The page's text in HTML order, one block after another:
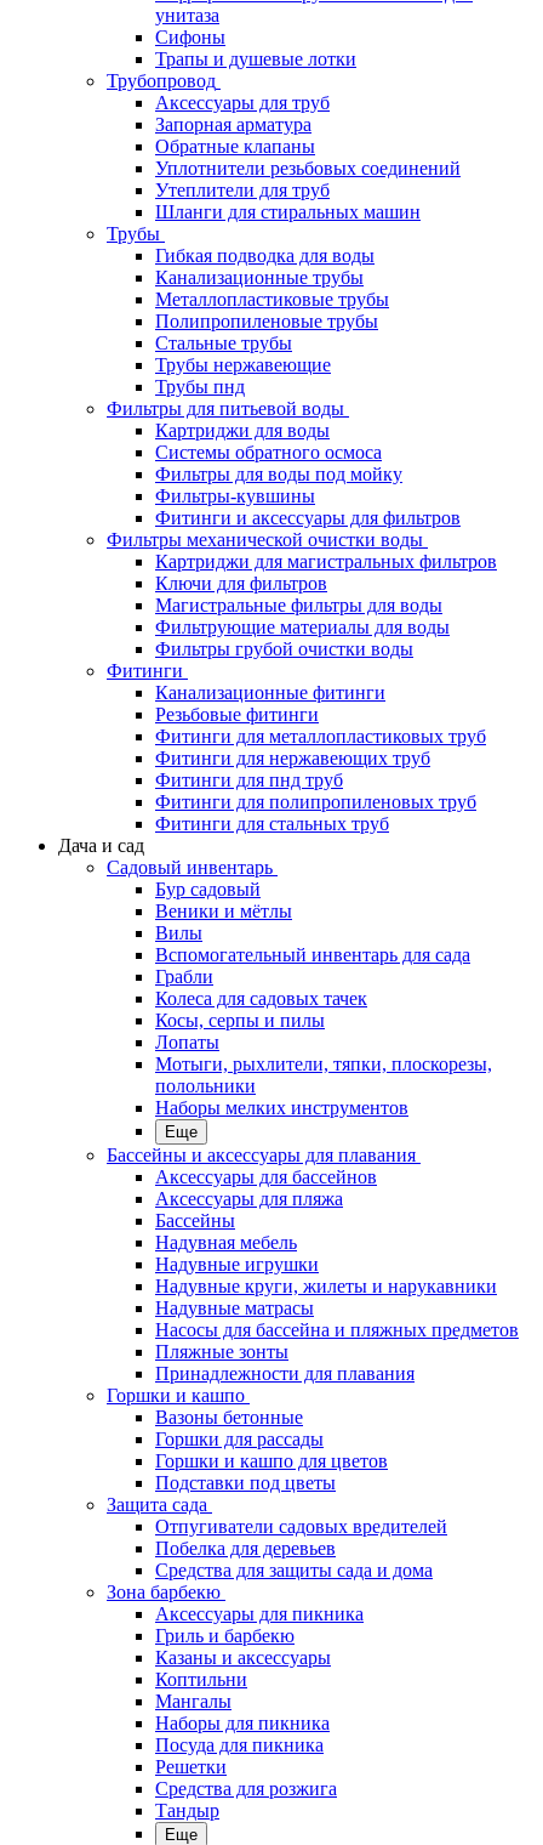
унитаза
Сифоны
Трапы и душевые лотки
Трубопровод
Аксессуары для труб
Запорная арматура
Обратные клапаны
Уплотнители резьбовых соединений
Утеплители для труб
Шланги для стиральных машин
Трубы
Гибкая подводка для воды
Канализационные трубы
Металлопластиковые трубы
Полипропиленовые трубы
Стальные трубы
Трубы нержавеющие
Трубы пнд
Фильтры для питьевой воды
Картриджи для воды
Системы обратного осмоса
Фильтры для воды под мойку
Фильтры-кувшины
Фитинги и аксессуары для фильтров
Фильтры механической очистки воды
Картриджи для магистральных фильтров
Ключи для фильтров
Магистральные фильтры для воды
Фильтрующие материалы для воды
Фильтры грубой очистки воды
Фитинги
Канализационные фитинги
Резьбовые фитинги
Фитинги для металлопластиковых труб
Фитинги для нержавеющих труб
Фитинги для пнд труб
Фитинги для полипропиленовых труб
Фитинги для стальных труб
Дача и сад
Садовый инвентарь
Бур садовый
Веники и мётлы
Вилы
Вспомогательный инвентарь для сада
Грабли
Колеса для садовых тачек
Косы, серпы и пилы
Лопаты
Мотыги, рыхлители, тяпки, плоскорезы,
полольники
Наборы мелких инструментов
Еще
Бассейны и аксессуары для плавания
Аксессуары для бассейнов
Аксессуары для пляжа
Бассейны
Надувная мебель
Надувные игрушки
Надувные круги, жилеты и нарукавники
Надувные матрасы
Насосы для бассейна и пляжных предметов
Пляжные зонты
Принадлежности для плавания
Горшки и кашпо
Вазоны бетонные
Горшки для рассады
Горшки и кашпо для цветов
Подставки под цветы
Защита сада
Отпугиватели садовых вредителей
Побелка для деревьев
Средства для защиты сада и дома
Зона барбекю
Аксессуары для пикника
Гриль и барбекю
Казаны и аксессуары
Коптильни
Мангалы
Наборы для пикника
Посуда для пикника
Решетки
Средства для розжига
Тандыр
Еще